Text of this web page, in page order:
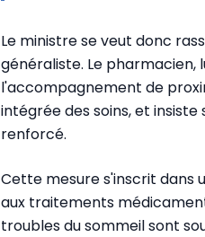
Le ministre se veut donc
généraliste. Le pharmacien,
l'accompagnement de
intégrée des soins, et
renforcé.
Cette mesure s'inscrit dans
aux traitements
troubles du sommeil sont